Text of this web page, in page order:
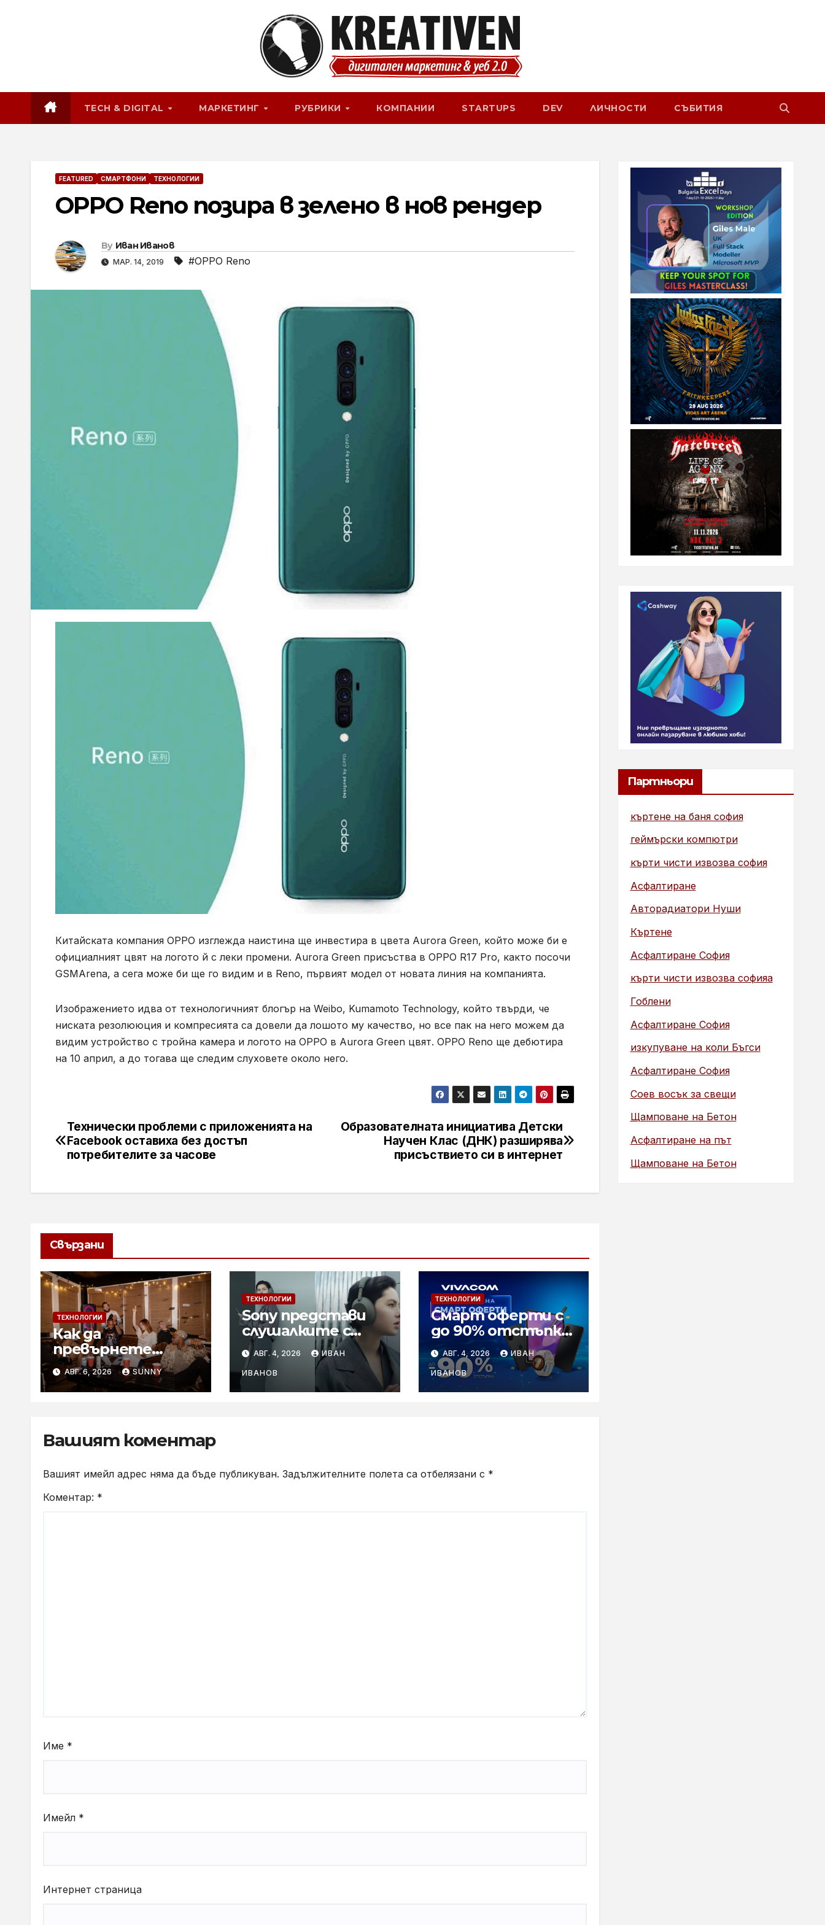
TECH & DIGITAL МАРКЕТИНГ РУБРИКИ КОМПАНИИ STARTUPS DEV ЛИЧНОСТИ СЪБИТИЯ
FEATURED СМАРТФОНИ ТЕХНОЛОГИИ
OPPO Reno позира в зелено в нов рендер
By Иван Иванов
МАР. 14, 2019 #OPPO Reno
Китайската компания OPPO изглежда наистина ще инвестира в цвета Aurora Green, който може би е
официалният цвят на логото й с леки промени. Aurora Green присъства в OPPO R17 Pro, както посочи
GSMArena, а сега може би ще го видим и в Reno, първият модел от новата линия на компанията.
Изображението идва от технологичният блогър на Weibo, Kumamoto Technology, който твърди, че
ниската резолююция и компресията са довели да лошото му качество, но все пак на него можем да
видим устройство с тройна камера и логото на OPPO в Aurora Green цвят. OPPO Reno ще дебютира
на 10 април, а до тогава ще следим слуховете около него.
Навигация
Образователната инициатива Детски
Научен Клас (ДНК) разширява
присъствието си в интернет
Технически проблеми с приложенията на
Facebook оставиха без достъп
потребителите за часове
Свързани
ТЕХНОЛОГИИ
Как да
превърнете
летните
събирания в купон
с караоке система
АВГ. 6, 2026 SUNNY
ТЕХНОЛОГИИ
Sony представи
слушалките с
шумопотискане
WH-1000XM6 в нов
цвят „Olive Gray“
АВГ. 4, 2026 ИВАН
ИВАНОВ
ТЕХНОЛОГИИ
Смарт оферти с
до 90% отстъпка
за над 150
устройства от
Vivacom през
август
АВГ. 4, 2026 ИВАН
ИВАНОВ
Вашият коментар
Вашият имейл адрес няма да бъде публикуван. Задължителните полета са отбелязани с *
Коментар: *
Име *
Имейл *
Интернет страница
Партньори
къртене на баня софия
геймърски компютри
кърти чисти извозва софия
Асфалтиране
Авторадиатори Нуши
Къртене
Асфалтиране София
кърти чисти извозва софияа
Гоблени
Асфалтиране София
изкупуване на коли Бъгси
Асфалтиране София
Соев восък за свещи
Щамповане на Бетон
Асфалтиране на път
Щамповане на Бетон